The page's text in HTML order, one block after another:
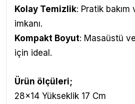
Kolay Temizlik: Pratik
imkanı.
Kompakt Boyut: Masaüstü
için ideal.
Ürün ölçüleri;
28x14 Yükseklik 17 Cm